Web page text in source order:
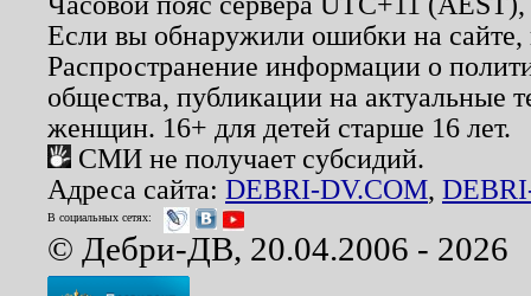
Если вы обнаружили ошибки на
Распространение информации о
общества, публикации на актуальные
женщин. 16+ для детей старше 16 лет.
СМИ не получает субсидий.
Адреса сайта: DEBRI-DV.COM,
В социальных сетях:
© Дебри-ДВ, 20.04.2006 - 2026